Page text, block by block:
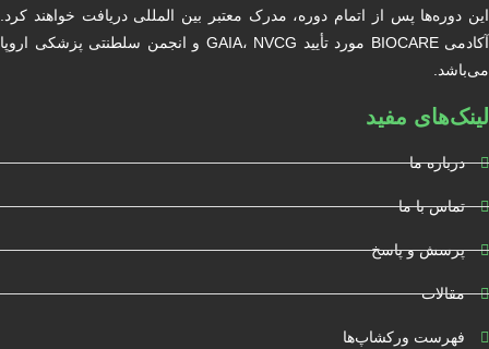
این دوره‌ها پس از اتمام دوره، مدرک معتبر بین المللی دریافت خواهند کرد.
آکادمی BIOCARE مورد تأیید GAIA، NVCG و انجمن سلطنتی پزشکی اروپا
می‌باشد.
لینک‌های مفید
درباره ما
تماس با ما
پرسش و پاسخ
مقالات
فهرست ورکشاپ‌ها